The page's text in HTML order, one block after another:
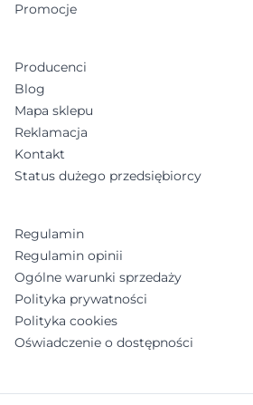
Promocje
Producenci
Blog
Mapa sklepu
Reklamacja
Kontakt
Status dużego przedsiębiorcy
Regulamin
Regulamin opinii
Ogólne warunki sprzedaży
Polityka prywatności
Polityka cookies
Oświadczenie o dostępności